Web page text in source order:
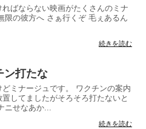
ればならない映画がたくさんのミナ
限の彼方へ さぁ行くぞ 毛ぇあるん
続きを読む
ン打たな
どミナージュです。 ワクチンの案内
してましたがそろそろ打たないと
ニせなあか...
続きを読む